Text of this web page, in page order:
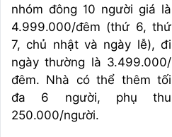
nhóm đông 10 người giá là
4.999.000/đêm (thứ 6, thứ
7, chủ nhật và ngày lễ), đi
ngày thường là 3.499.000/
đêm. Nhà có thể thêm tối
đa 6 người, phụ thu
250.000/người.